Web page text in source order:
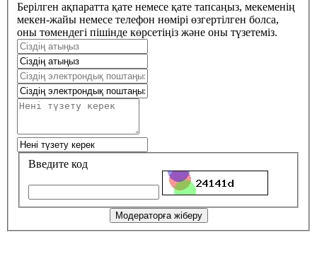
Берілген ақпаратта қате немесе қате тапсаңыз, мекеменің
мекен-жайы немесе телефон нөмірі өзгертілген болса,
оны төмендегі пішінде көрсетіңіз және оны түзетеміз.
Введите код
Модераторға жіберу